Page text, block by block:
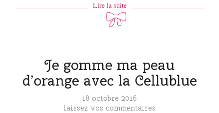
Lire la suite
Je gomme ma peau
d’orange avec la Cellublue
18 octobre 2016
laissez vos commentaires